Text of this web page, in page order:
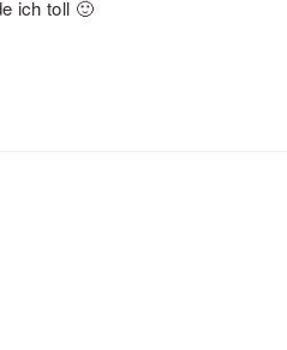
ich toll 🙂